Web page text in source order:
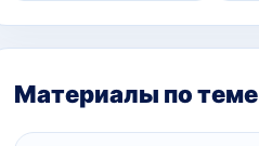
Материалы по теме